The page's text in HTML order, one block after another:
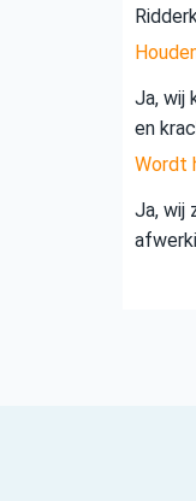
Ja, wij
en
Wordt
Ja, wij